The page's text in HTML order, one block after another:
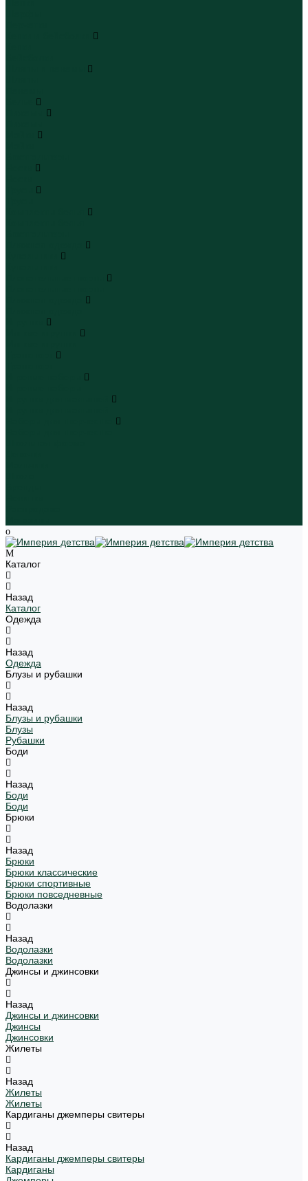
Каталог
Назад
Каталог
Одежда
Назад
Одежда
Блузы и рубашки
Назад
Блузы и рубашки
Блузы
Рубашки
Боди
Назад
Боди
Боди
Брюки
Назад
Брюки
Брюки классические
Брюки спортивные
Брюки повседневные
Водолазки
Назад
Водолазки
Водолазки
Джинсы и джинсовки
Назад
Джинсы и джинсовки
Джинсы
Джинсовки
Жилеты
Назад
Жилеты
Жилеты
Кардиганы джемперы свитеры
Назад
Кардиганы джемперы свитеры
Кардиганы